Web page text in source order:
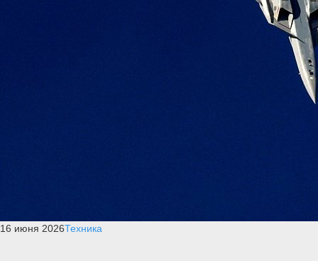
16 июня 2026Техника